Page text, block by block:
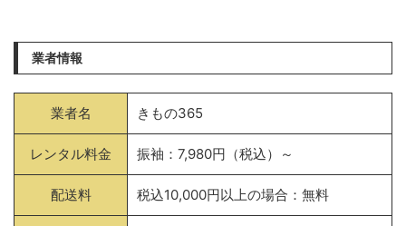
業者情報
業者名 きもの365
レンタル料金 振袖：7,980円（税込）～
配送料 税込10,000円以上の場合：無料